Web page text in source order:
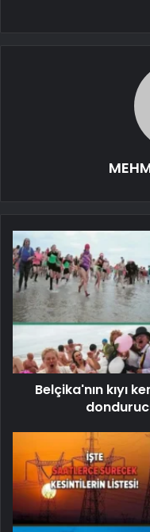
Belçika'nın kıyı